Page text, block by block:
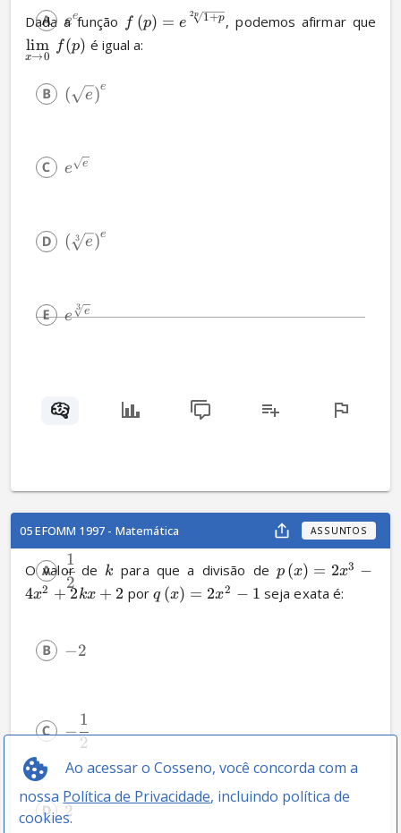
Ao acessar o Cosseno, você concorda com a
nossa Política de Privacidade, incluindo política de
cookies.
Dada a função f (p) = e
2p 1+p, podemos afirmar que
x→0
lim f(p) é igual a:
ee
( e)e
e e
( 3 e)e
e
3 e
05 EFOMM 1997 - Matemática ASSUNTOS
O valor de k para que a divisão de p (x) = 2x3 −
4x2 + 2kx + 2 por q (x) = 2x2 − 1 seja exata é:
2
1
−2
−
2
1
2